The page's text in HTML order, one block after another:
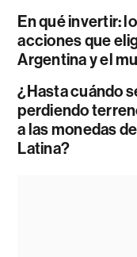
En qué invertir:
acciones que
Argentina y el
¿Hasta cuándo
perdiendo
a las monedas
Latina?